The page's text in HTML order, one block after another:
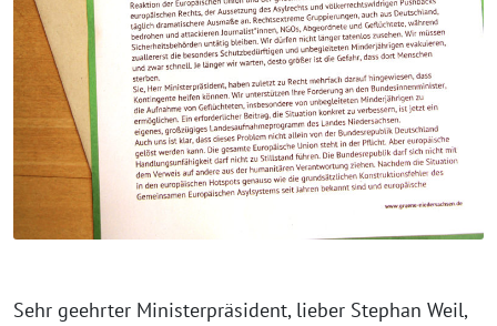
Sehr geehrter Ministerpräsident, lieber Stephan Weil,